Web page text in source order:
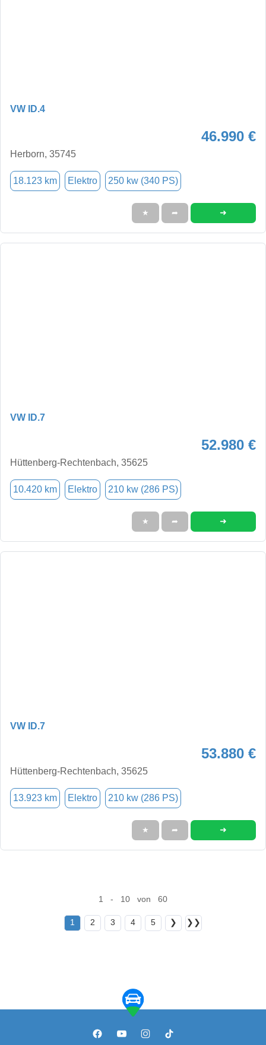
VW ID.4
46.990 €
Herborn, 35745
18.123 km Elektro 250 kw (340 PS)
★ ➦ ➜
VW ID.7
52.980 €
Hüttenberg-Rechtenbach, 35625
10.420 km Elektro 210 kw (286 PS)
★ ➦ ➜
VW ID.7
53.880 €
Hüttenberg-Rechtenbach, 35625
13.923 km Elektro 210 kw (286 PS)
★ ➦ ➜
1 - 10 von 60
1 2 3 4 5 ❯ ❯❯